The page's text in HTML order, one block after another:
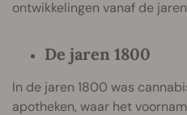
ontwikkelingen vanaf de
De jaren 1800
In de jaren 1800 was
apotheken, waar het